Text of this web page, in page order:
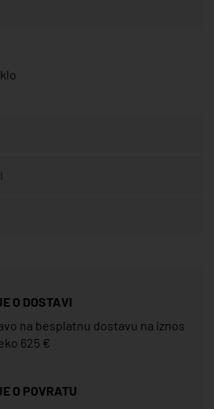
O DOSTAVI
na besplatnu dostavu na iznos
625 €
O POVRATU